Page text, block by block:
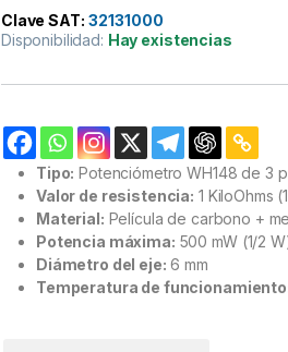
Clave SAT: 32131000
Disponibilidad: Hay existencias
Tipo: Potenciómetro WH148 de 3
Valor de resistencia: 1 KiloOhms
Material: Película de carbono +
Potencia máxima: 500 mW (1/2
Diámetro del eje: 6 mm
Temperatura de